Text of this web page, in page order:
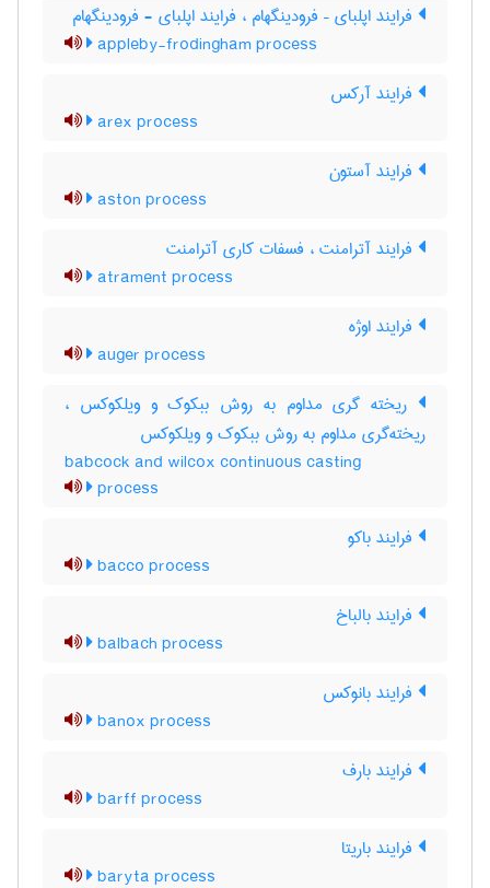
فرایند اپلبای – فرودینگهام ، فرایند اپلبای - فرودینگهام
appleby-frodingham process
فرایند آرکس
arex process
فرایند آستون
aston process
فرایند آترامنت ، فسفات کاری آترامنت
atrament process
فرایند اوژه
auger process
ریخته گری مداوم به روش ببکوک و ویلکوکس ،
ریخته‌گری مداوم به روش ببکوک و ویلکوکس
babcock and wilcox continuous casting
process
فرایند باکو
bacco process
فرایند بالباخ
balbach process
فرایند بانوکس
banox process
فرایند بارف
barff process
فرایند باریتا
baryta process